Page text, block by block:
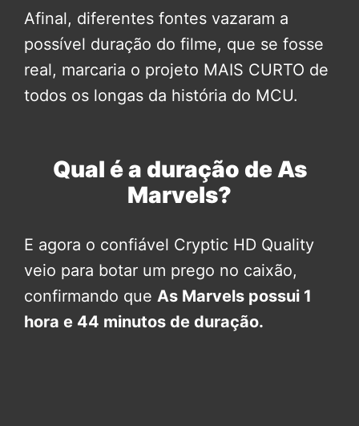
Afinal, diferentes fontes vazaram a
possível duração do filme, que se fosse
real, marcaria o projeto MAIS CURTO de
todos os longas da história do MCU.
Qual é a duração de As
Marvels?
E agora o confiável Cryptic HD Quality
veio para botar um prego no caixão,
confirmando que As Marvels possui 1
hora e 44 minutos de duração.